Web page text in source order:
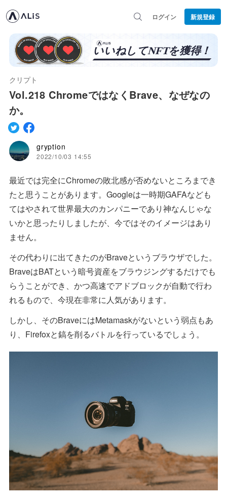
ログイン 新規登録
クリプト
Vol.218 ChromeではなくBrave、なぜなの
か。
gryption
2022/10/03 14:55
最近では完全にChromeの敗北感が否めないところまでき
たと思うことがあります。Googleは一時期GAFAなども
てはやされて世界最大のカンパニーであり神なんじゃな
いかと思ったりしましたが、今ではそのイメージはあり
ません。
その代わりに出てきたのがBraveというブラウザでした。
BraveはBATという暗号資産をブラウジングするだけでも
らうことができ、かつ高速でアドブロックが自動で行わ
れるもので、今現在非常に人気があります。
しかし、そのBraveにはMetamaskがないという弱点もあ
り、Firefoxと鎬を削るバトルを行っているでしょう。